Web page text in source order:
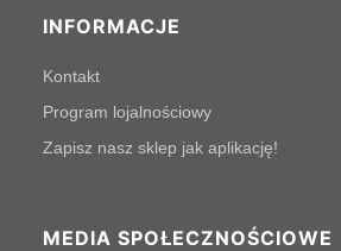
INFORMACJE
Kontakt
Program lojalnościowy
Zapisz nasz sklep jak aplikację!
MEDIA SPOŁECZNOŚCIOWE